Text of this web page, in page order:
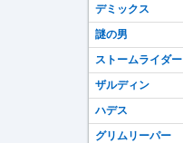
デミックス
謎の男
ストームライダー
ザルディン
ハデス
グリムリーパー